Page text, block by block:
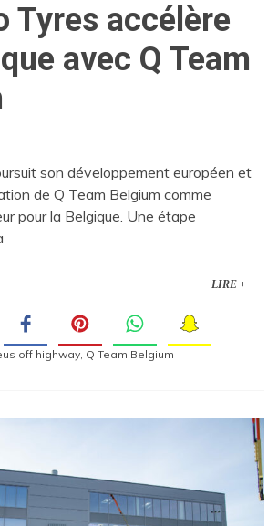
Tyres accélère
avec Q Team
son développement européen et
de Q Team Belgium comme
pour la Belgique. Une étape
LIRE +
off highway, Q Team Belgium